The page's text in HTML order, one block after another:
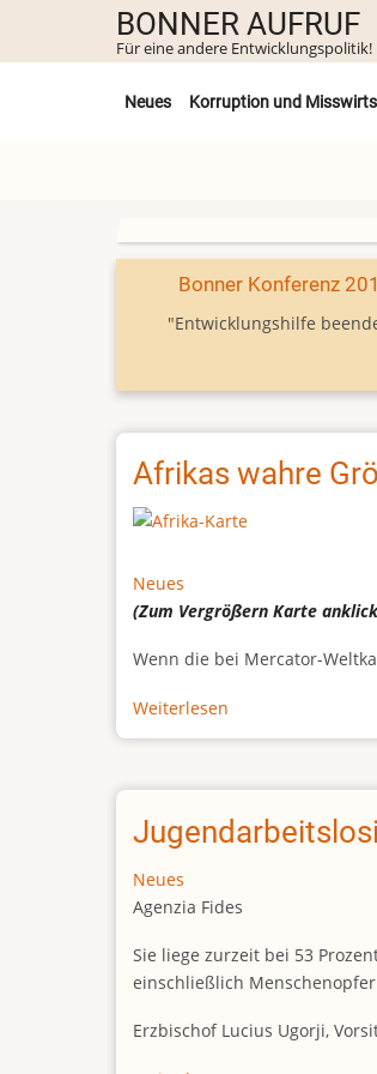
Inhalt
BONNER AUFRUF
Für eine andere Entwicklungspolitik!
Untermenü
Neues Korruption und
Bonner Konferenz
"Entwicklungshilfe
Afrikas wahre
Neues
(Zum VergrößernKarte
Wenn die bei Mercator-
Weiterlesen
Afrikas
Größe
Neues
Agenzia Fides
Sie liege zurzeit bei 53
einschließlich
Erzbischof Lucius Ugorji,